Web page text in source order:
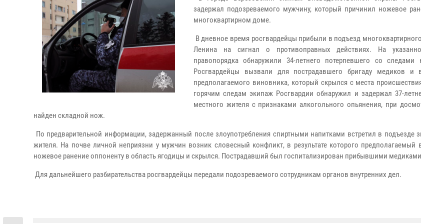
задержал подозреваемого мужчину, который причинил ножевое
многоквартирном доме.
В дневное время росгвардейцы прибыли в подъезд
Ленина на сигнал о противоправных действиях. На
правопорядка обнаружили 34-летнего потерпевшего со следами
Росгвардейцы вызвали для пострадавшего бригаду медиков и
предполагаемого виновника, который скрылся с места
горячим следам экипаж Росгвардии обнаружил и задержал 37-
местного жителя с признаками алкогольного опьянения, при
найден складной нож.
По предварительной информации, задержанный после злоупотребления спиртными напитками встретил в подъезде
жителя. На почве личной неприязни у мужчин возник словесный конфликт, в результате которого предполагаемый
ножевое ранение оппоненту в область ягодицы и скрылся. Пострадавший был госпитализирован прибывшими
Для дальнейшего разбирательства росгвардейцы передали подозреваемого сотрудникам органов внутренних дел.